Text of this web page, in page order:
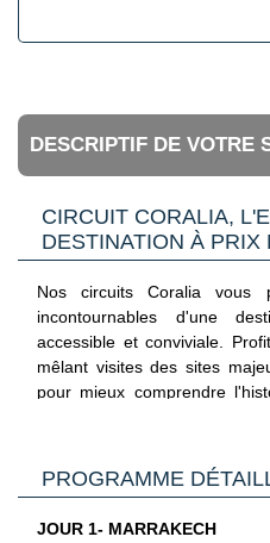
DESCRIPTIF DE VOTRE
CIRCUIT CORALIA,
DESTINATION À PRIX
Nos circuits Coralia vous
incontournables d'une
accessible et conviviale.
mêlant visites des sites
pour mieux comprendre
Reposez-vous dans des
leur confort et leur situation
découvertes
PROGRAMME
JOUR 1- MARRAKECH